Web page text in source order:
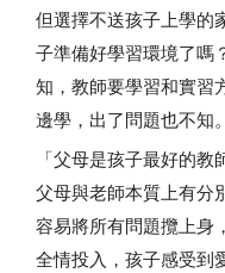
但選擇不送孩子上學的
子準備好學習環境了嗎
知，教師要學習和實習
邊學，出了問題也不知。
「父母是孩子最好的教
父母與老師本質上有分
容易將所有問題攬上身
全情投入，孩子感受到